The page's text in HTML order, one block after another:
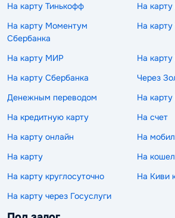
На карту Тинькофф
На
На карту Моментум
Сбербанка
На карту
На карту МИР
На карту
На карту Сбербанка
Через
Денежным переводом
На
На кредитную карту
На счет
На карту онлайн
На
На карту
На
На карту круглосуточно
На Киви
На карту через Госуслуги